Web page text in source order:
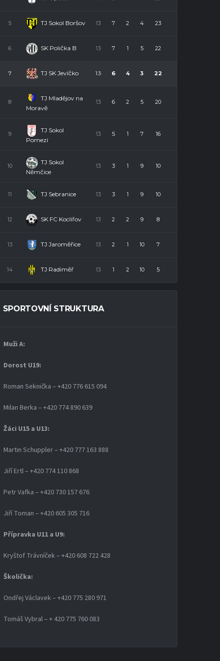
5 TJ Sokol Boršov 13 7 2 4 23
6 SK Polička B 13 7 1 5 22
7 TJ SK Jevíčko 13 6 4 3 22
8
TJ Mladějov na
Moravě
13 6 2 5 20
9
TJ Sokol
Pomezí
13 5 1 7 16
10
TJ Sokol
Němčice
13 3 1 9 10
11 TJ Sebranice 13 3 1 9 10
12 SK FC Koclířov 13 2 2 9 8
13 TJ Jaroměřice 13 2 1 10 7
14 TJ Radiměř 13 1 2 10 5
SPORTOVNÍ STRUKTURA
Muži A:
Dorost U19:
Roman Seknička – +420 776 615 094
Milan Berka – +420 774 890 639
Žáci U15 a U13:
Martin Schuppler – +420 777 163 888
Jiří Ertl – +420 774 110 868
Petr Vafka – +420 730 157 676
Jiří Toman – +420 605 305 716
Přípravka U11 a U9:
Kryštof Trávníček – +420 608 722 428
Školička:
Ondřej Václavek – +420 775 280 971
Tomáš Vybral – + 420 775 760 083